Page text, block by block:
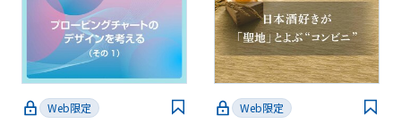
Web限定 Web限定